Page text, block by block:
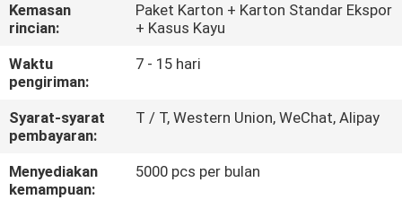
HUBUNGI
KAMI
PERMINTAAN
PENAWARAN
Kemasan
rincian:
Paket Karton + Karton Standar Ekspor
+ Kasus Kayu
Waktu
pengiriman:
7 - 15 hari
Syarat-syarat
pembayaran:
T / T, Western Union, WeChat, Alipay
Menyediakan
kemampuan:
5000 pcs per bulan